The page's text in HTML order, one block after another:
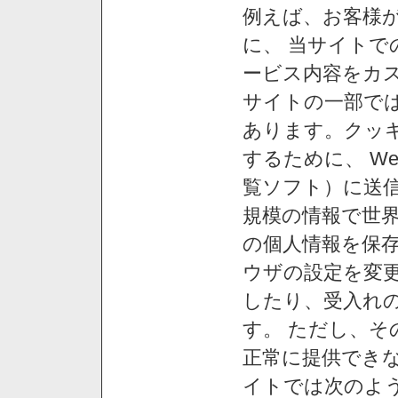
例えば、お客様
に、 当サイトで
ービス内容をカ
サイトの一部で
あります。クッ
するために、
覧ソフト）に送
規模の情報で世
の個人情報を保
ウザの設定を変
したり、受入れ
す。 ただし、そ
正常に提供でき
イトでは次のよ